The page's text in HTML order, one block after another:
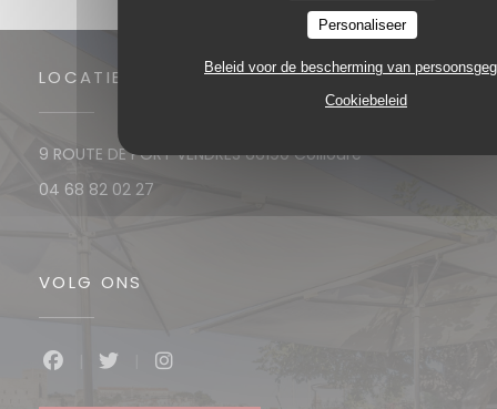
Personaliseer
Beleid voor de bescherming van
Cookiebeleid
LOCATIE
9 ROUTE DE PORT VENDRES 66190 Collioure((opent in een
04 68 82 02 27
VOLG ONS
Facebook ((opent in een nieuw venster))